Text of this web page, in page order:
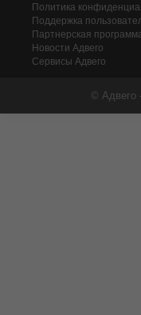
Политика
Поддержка
Партнерская
Новости Адвего
Сервисы Адвего
© Адвего